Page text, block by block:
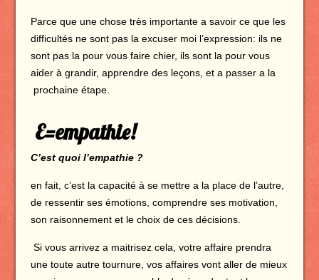
Parce que une chose très importante a savoir ce que les
difficultés ne sont pas la excuser moi l’expression: ils ne
sont pas la pour vous faire chier, ils sont la pour vous
aider à grandir, apprendre des leçons, et a passer a la
prochaine étape.
E=empathie!
C’est quoi l’empathie ?
en fait, c’est la capacité à se mettre a la place de l’autre,
de ressentir ses émotions, comprendre ses motivation,
son raisonnement et le choix de ces décisions.
Si vous arrivez a maitrisez cela, votre affaire prendra
une toute autre tournure, vos affaires vont aller de mieux